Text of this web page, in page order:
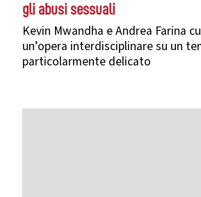
gli abusi sessuali
Kevin Mwandha e Andrea Farina
un’opera interdisciplinare su un
particolarmente delicato